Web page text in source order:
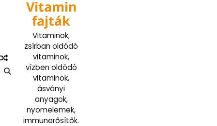
Vitamin
fajták
Vitaminok,
zsírban oldódó
vitaminok,
vízben oldódó
vitaminok,
ásványi
anyagok,
nyomelemek,
immunerősítők.